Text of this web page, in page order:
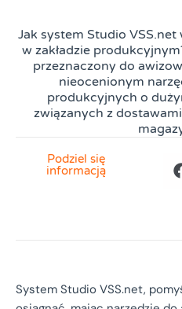
Jak system Studio
w zakładzie
przeznaczony do
nieocenionym
produkcyjnych o
związanych z
Podziel się
informacją
System Studio VSS.net,